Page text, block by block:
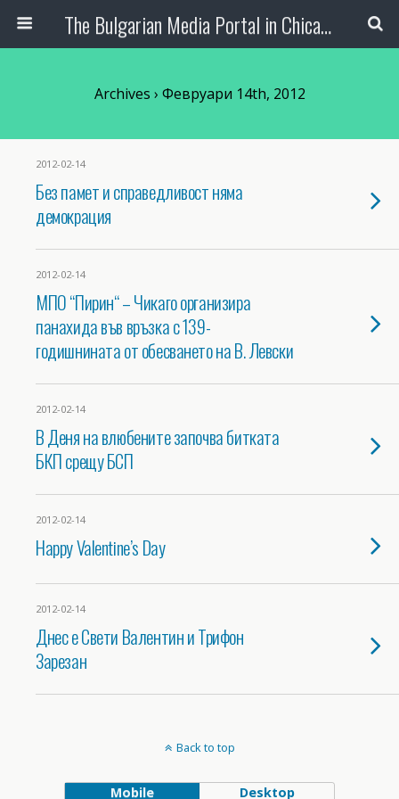
The Bulgarian Media Portal in Chicago
Archives › Февруари 14th, 2012
2012-02-14
Без памет и справедливост няма
демокрация
2012-02-14
МПО “Пирин“ – Чикаго организира
панахида във връзка с 139-
годишнината от обесването на В. Левски
2012-02-14
В Деня на влюбените започва битката
БКП срещу БСП
2012-02-14
Happy Valentine’s Day
2012-02-14
Днес е Свети Валентин и Трифон
Зарезан
Back to top
Mobile Desktop